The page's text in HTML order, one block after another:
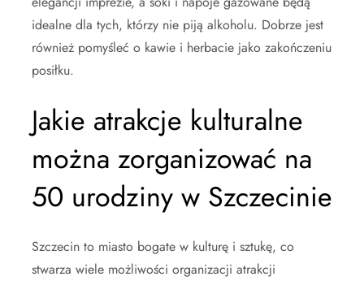
idealne dla tych, którzy nie piją alkoholu. Dobrze jest
również pomyśleć o kawie i herbacie jako zakończeniu
posiłku.
Jakie atrakcje kulturalne
można zorganizować na
50 urodziny w Szczecinie
Szczecin to miasto bogate w kulturę i sztukę, co
stwarza wiele możliwości organizacji atrakcji